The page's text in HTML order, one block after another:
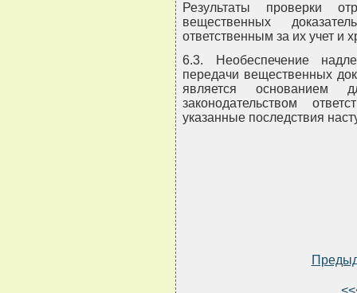
Результаты проверки
вещественных
ответственным за их учет и
6.3. Необеспечение
передачи вещественных
является основанием
законодательством
указанные последствия